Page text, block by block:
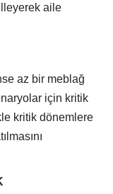
aile
az bir meblağ
için kritik
kritik dönemlere